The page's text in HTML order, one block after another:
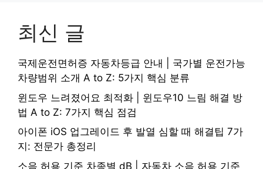
최신 글
국제운전면허증 자동차등급 안내 | 국가별 운전가능
차량범위 소개 A to Z: 5가지 핵심 분류
윈도우 느려졌어요 최적화 | 윈도우10 느림 해결 방
법 A to Z: 7가지 핵심 점검
아이폰 iOS 업그레이드 후 발열 심할 때 해결팁 7가
지: 전문가 총정리
소음 허용 기준 차종별 dB | 자동차 소음 허용 기준